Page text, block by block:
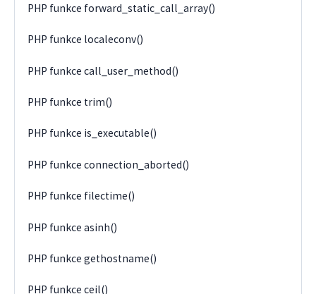
PHP funkce forward_static_call_array()
PHP funkce localeconv()
PHP funkce call_user_method()
PHP funkce trim()
PHP funkce is_executable()
PHP funkce connection_aborted()
PHP funkce filectime()
PHP funkce asinh()
PHP funkce gethostname()
PHP funkce ceil()